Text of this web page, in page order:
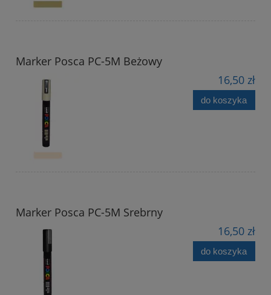
Marker Posca PC-5M Beżowy
16,50 zł
do koszyka
Marker Posca PC-5M Srebrny
16,50 zł
do koszyka